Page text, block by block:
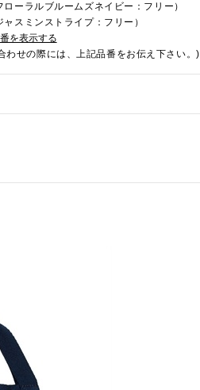
ーラルブルームズネイビー：フリー）
スミンストライプ：フリー）
を表示する
わせの際には、上記品番をお伝え下さい。)